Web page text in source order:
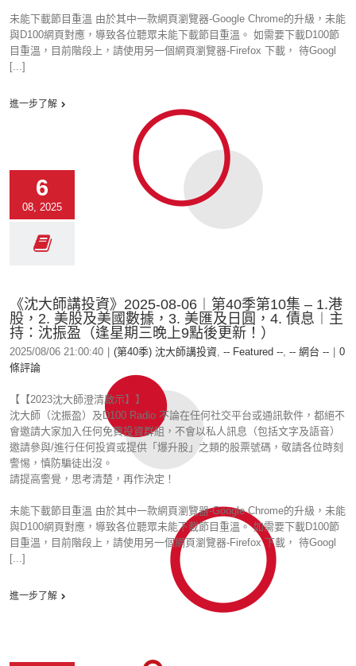
未能下載節目重溫 由於其中一款網頁瀏覽器-Google Chrome的升級，未能
與D100網頁對應，導致各位聽眾未能下載節目重溫。 如需要下載D100節
目重溫，目前階段上，請使用另一個網頁瀏覽器-Firefox 下載， 待Googl
[...]
進一步了解
6
08, 2025
《沈大師講投資》2025-08-06︱第40季第10集 – 1.港
股，2. 美股及美國數據，3. 美匯及日圓，4. 債息︱主
持：沈振盈（逢星期三晚上9點後更新！）
2025/08/06 21:00:40 (第40季) 沈大師講投資, -- Featured --, -- 網台 --
0
條評論
【【2023沈大師澄清啟示】】
沈大師（沈振盈）及D100 Radio 不論在任何社交平台或通訊軟件，都絕不
會邀請大家加入任何免費投資群組，不會以私人訊息（包括文字及語音）
邀請參與/進行任何投資或提供「爆升股」之類的股票號碼，敬請各位時刻
警惕，慎防騙徒出沒。
請提高警覺，思考清楚，再作決定！
未能下載節目重溫 由於其中一款網頁瀏覽器-Google Chrome的升級，未能
與D100網頁對應，導致各位聽眾未能下載節目重溫。 如需要下載D100節
目重溫，目前階段上，請使用另一個網頁瀏覽器-Firefox 下載， 待Googl
[...]
進一步了解